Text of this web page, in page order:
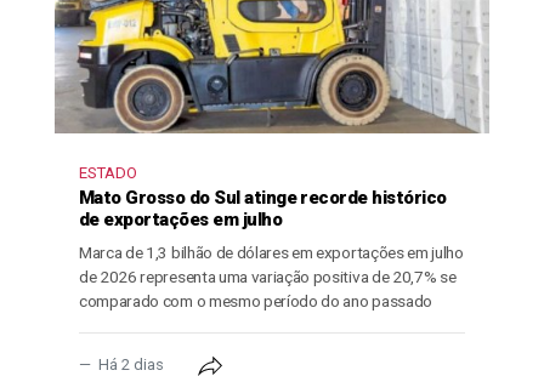
ESTADO
Mato Grosso do Sul atinge recorde histórico
de exportações em julho
Marca de 1,3 bilhão de dólares em exportações em julho
de 2026 representa uma variação positiva de 20,7% se
comparado com o mesmo período do ano passado
Há 2 dias